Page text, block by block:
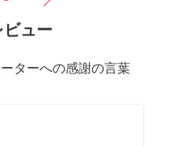
ュー
ターへの感謝の言葉